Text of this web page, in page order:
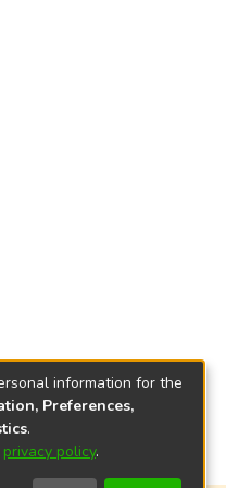
information for the
Preferences,
.
privacy policy.